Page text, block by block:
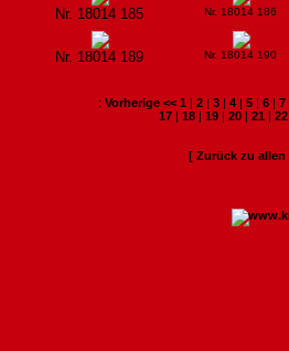
Nr. 18014 185 Nr. 18014 186
Nr. 18014 189 Nr. 18014 190
: Vorherige << 1 | 2 | 3 | 4 | 5 | 6 | 7
17 |18 |19 |20 |21 |22
[ Zurück zu